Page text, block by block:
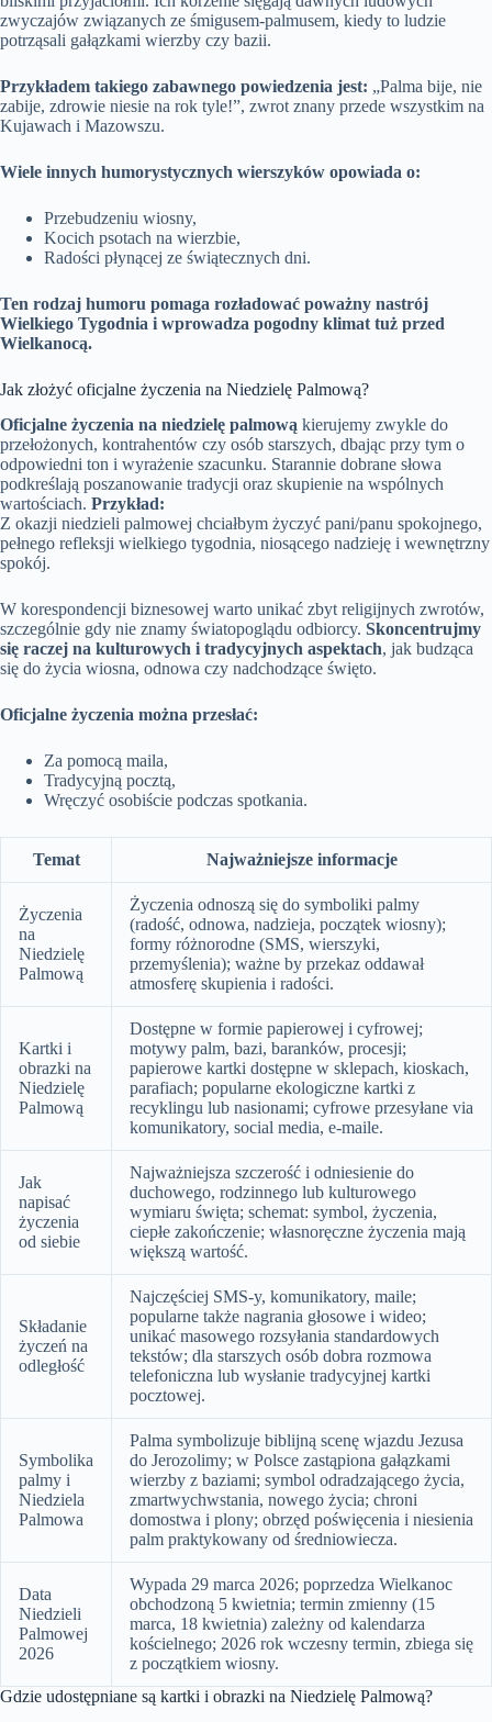
zwyczajów związanych ze śmigusem-palmusem, kiedy to ludzie
potrząsali gałązkami wierzby czy bazii.
Przykładem takiego zabawnego powiedzenia jest: „Palma bije, nie
zabije, zdrowie niesie na rok tyle!”, zwrot znany przede wszystkim na
Kujawach i Mazowszu.
Wiele innych humorystycznych wierszyków opowiada o:
Przebudzeniu wiosny,
Kocich psotach na wierzbie,
Radości płynącej ze świątecznych dni.
Ten rodzaj humoru pomaga rozładować poważny nastrój
Wielkiego Tygodnia i wprowadza pogodny klimat tuż przed
Wielkanocą.
Jak złożyć oficjalne życzenia na Niedzielę Palmową?
Oficjalne życzenia na niedzielę palmową kierujemy zwykle do
przełożonych, kontrahentów czy osób starszych, dbając przy tym o
odpowiedni ton i wyrażenie szacunku. Starannie dobrane słowa
podkreślają poszanowanie tradycji oraz skupienie na wspólnych
wartościach. Przykład:
Z okazji niedzieli palmowej chciałbym życzyć pani/panu spokojnego,
pełnego refleksji wielkiego tygodnia, niosącego nadzieję i wewnętrzny
spokój.
W korespondencji biznesowej warto unikać zbyt religijnych zwrotów,
szczególnie gdy nie znamy światopoglądu odbiorcy. Skoncentrujmy
się raczej na kulturowych i tradycyjnych aspektach, jak budząca
się do życia wiosna, odnowa czy nadchodzące święto.
Oficjalne życzenia można przesłać:
Za pomocą maila,
Tradycyjną pocztą,
Wręczyć osobiście podczas spotkania.
Temat Najważniejsze informacje
Życzenia
na
Niedzielę
Palmową
Życzenia odnoszą się do symboliki palmy
(radość, odnowa, nadzieja, początek wiosny);
formy różnorodne (SMS, wierszyki,
przemyślenia); ważne by przekaz oddawał
atmosferę skupienia i radości.
Kartki i
obrazki na
Niedzielę
Palmową
Dostępne w formie papierowej i cyfrowej;
motywy palm, bazi, baranków, procesji;
papierowe kartki dostępne w sklepach, kioskach,
parafiach; popularne ekologiczne kartki z
recyklingu lub nasionami; cyfrowe przesyłane via
komunikatory, social media, e-maile.
Jak
napisać
życzenia
od siebie
Najważniejsza szczerość i odniesienie do
duchowego, rodzinnego lub kulturowego
wymiaru święta; schemat: symbol, życzenia,
ciepłe zakończenie; własnoręczne życzenia mają
większą wartość.
Składanie
życzeń na
odległość
Najczęściej SMS-y, komunikatory, maile;
popularne także nagrania głosowe i wideo;
unikać masowego rozsyłania standardowych
tekstów; dla starszych osób dobra rozmowa
telefoniczna lub wysłanie tradycyjnej kartki
pocztowej.
Symbolika
palmy i
Niedziela
Palmowa
Palma symbolizuje biblijną scenę wjazdu Jezusa
do Jerozolimy; w Polsce zastąpiona gałązkami
wierzby z baziami; symbol odradzającego życia,
zmartwychwstania, nowego życia; chroni
domostwa i plony; obrzęd poświęcenia i niesienia
palm praktykowany od średniowiecza.
Data
Niedzieli
Palmowej
2026
Wypada 29 marca 2026; poprzedza Wielkanoc
obchodzoną 5 kwietnia; termin zmienny (15
marca, 18 kwietnia) zależny od kalendarza
kościelnego; 2026 rok wczesny termin, zbiega się
z początkiem wiosny.
Gdzie udostępniane są kartki i obrazki na Niedzielę Palmową?